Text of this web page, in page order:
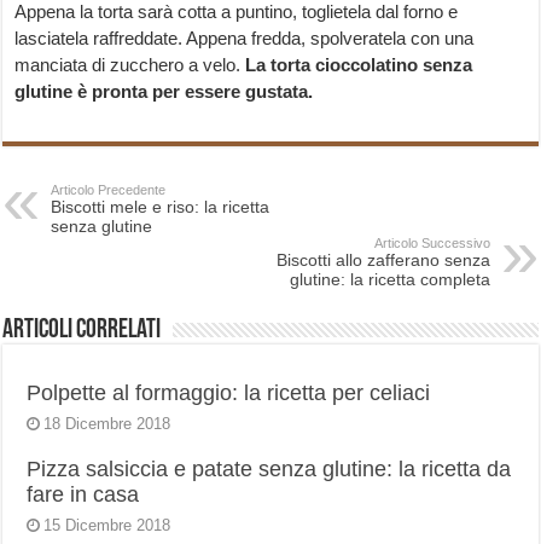
Appena la torta sarà cotta a puntino, toglietela dal forno e
lasciatela raffreddate. Appena fredda, spolveratela con una
manciata di zucchero a velo. La torta cioccolatino senza
glutine è pronta per essere gustata.
Articolo Precedente
Biscotti mele e riso: la ricetta
senza glutine
Articolo Successivo
Biscotti allo zafferano senza
glutine: la ricetta completa
Articoli correlati
Polpette al formaggio: la ricetta per celiaci
18 Dicembre 2018
Pizza salsiccia e patate senza glutine: la ricetta da
fare in casa
15 Dicembre 2018